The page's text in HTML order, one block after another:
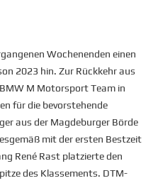
Wochenenden einen
2023 hin. Zur Rückkehr aus
M Motorsport Team in
für die bevorstehende
aus der Magdeburger Börde
mit der ersten Bestzeit
René Rast platzierte den
des Klassements. DTM-